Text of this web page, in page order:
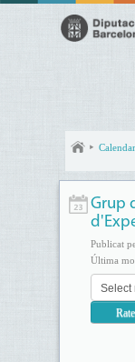
Grup
Publicat
Última